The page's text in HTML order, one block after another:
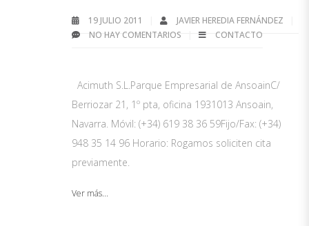
19 JULIO 2011
JAVIER HEREDIA FERNÁNDEZ
NO HAY COMENTARIOS
CONTACTO
Acimuth S.L.Parque Empresarial de AnsoainC/
Berriozar 21, 1º pta, oficina 1931013 Ansoain,
Navarra. Móvil: (+34) 619 38 36 59Fijo/Fax: (+34)
948 35 14 96 Horario: Rogamos soliciten cita
previamente.
Ver más...